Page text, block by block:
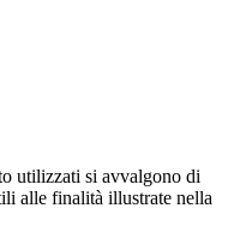
utilizzati si avvalgono di
alle finalità illustrate nella